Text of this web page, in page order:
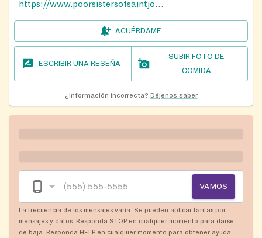
https://www.poorsistersofsaintjoseph.org/alexandria
ACUÉRDAME
ESCRIBIR UNA RESEÑA
SUBIR FOTO DE
COMIDA
¿Información incorrecta? Déjenos saber
VAMOS
La frecuencia de los mensajes varía. Se pueden aplicar tarifas por
mensajes y datos. Responda STOP en cualquier momento para darse
de baja. Responda HELP en cualquier momento para obtener ayuda.